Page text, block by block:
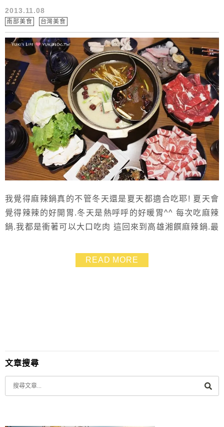
2013.11.08
南部美食 台灣美食
我覺得麻辣鍋真的不管冬天還是夏天都適合吃耶! 夏天會
覺得辣辣的好開胃.冬天是熱呼呼的好暖胃^^ 每次吃麻辣
鍋.我都是衝著可以大口吃肉 這回來到高雄湘饌麻辣鍋.最
READ MORE
文章搜尋